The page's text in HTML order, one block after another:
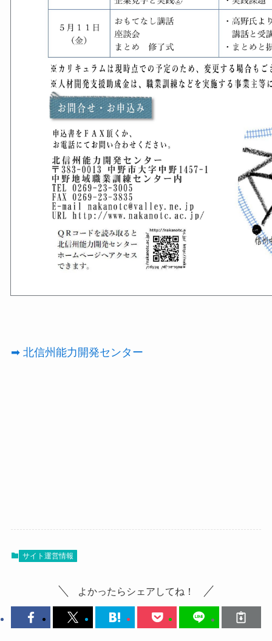
➡ 北信州能力開発センター
サイト運営情報
よかったらシェアしてね！